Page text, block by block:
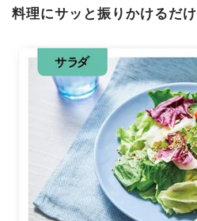
料理にサッと振りかけるだけ